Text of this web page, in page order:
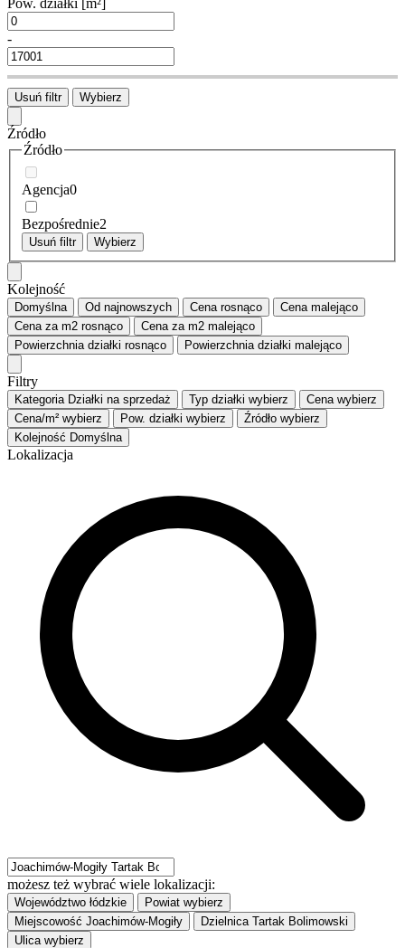
Pow. działki [m²]
-
Usuń filtr Wybierz
Źródło
Źródło
Agencja0
Bezpośrednie2
Usuń filtr Wybierz
Kolejność
Domyślna Od najnowszych Cena rosnąco Cena malejąco
Cena za m2 rosnąco Cena za m2 malejąco
Powierzchnia działki rosnąco Powierzchnia działki malejąco
Filtry
Kategoria Działki na sprzedaż Typ działki wybierz Cena wybierz
Cena/m² wybierz Pow. działki wybierz Źródło wybierz
Kolejność Domyślna
Lokalizacja
możesz też wybrać wiele lokalizacji:
Województwo łódzkie Powiat wybierz
Miejscowość Joachimów-Mogiły Dzielnica Tartak Bolimowski
Ulica wybierz